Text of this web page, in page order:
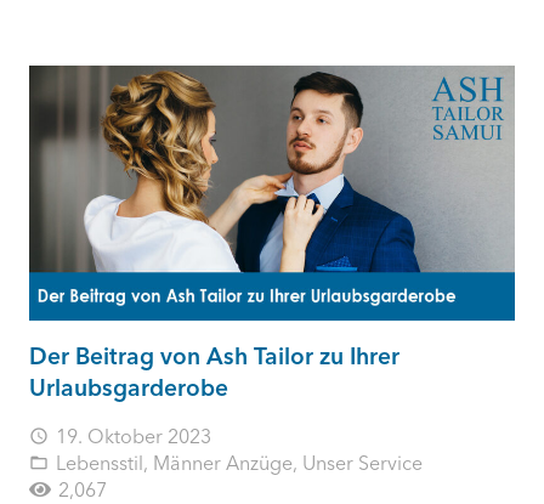
Der Beitrag von Ash Tailor zu Ihrer
Urlaubsgarderobe
access_time 19. Oktober 2023
folder_open Lebensstil, Männer Anzüge, Unser Service
2,067